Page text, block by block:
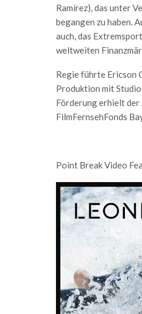
Ramírez), das unter
begangen zu haben.
auch, das
weltweiten
Regie führte Ericson
Produktion mit
Förderung erhielt der
FilmFernsehFonds
Point Break Video